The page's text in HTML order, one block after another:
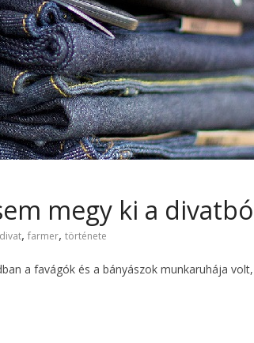
megy ki a
divat, farmer, története
a favágók és a bányászok munkaruhája